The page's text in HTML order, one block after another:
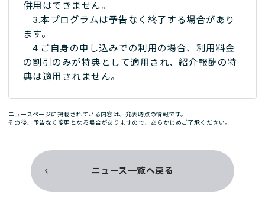
併用はできません。
3.本プログラムは予告なく終了する場合があり
ます。
4.ご自身の申し込みでの利用の場合、利用料金
の割引のみが特典として適用され、紹介報酬の特
典は適用されません。
ニュースページに掲載されている内容は、発表時点の情報です。
その後、予告なく変更となる場合がありますので、あらかじめご了承ください。
ニュース一覧へ戻る